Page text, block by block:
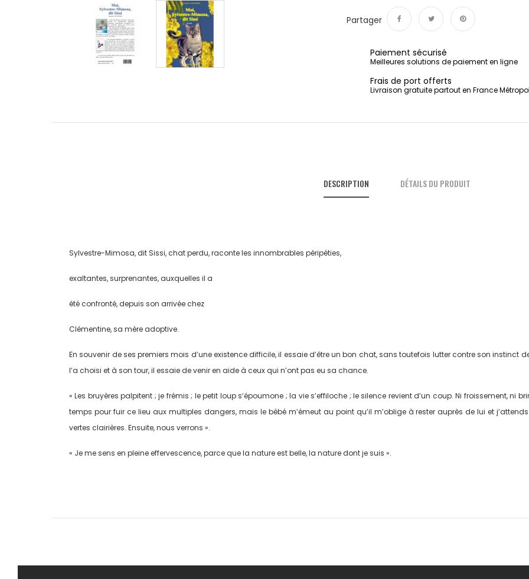
Partager
Paiement sécurisé
Meilleures solutions de paiement en ligne
Frais de port offerts
Livraison gratuite partout en France
DESCRIPTION DÉTAILS DU PRODUIT
Sylvestre-Mimosa, dit Sissi, chat perdu, raconte les innombrables péripéties,
exaltantes, surprenantes, auxquelles il a
été confronté, depuis son arrivée chez
Clémentine, sa mère adoptive.
En souvenir de ses premiers mois d’une existence difficile, il essaie d’être un bon chat, sans toutefois lutter contre son instinct
l’a choisi et à son tour, il essaie de venir en aide à ceux qui n’ont pas eu sa chance.
« Les bruyères palpitent ; je frémis ; le petit loup s’époumone ; la vie s’effiloche ; le silence revient d’un coup. Ni froissement, ni
temps pour fuir ce lieu aux multiples dangers, mais le bébé m’émeut au point qu’il m’oblige à rester auprès de lui et
vertes clairières. Ensuite, nous verrons ».
« Je me sens en pleine effervescence, parce que la nature est belle, la nature dont je suis ».